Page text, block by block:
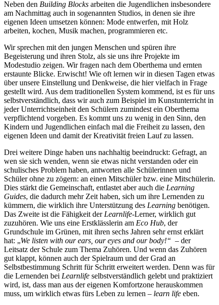
Neben den Building Blocks arbeiten die Jugendlichen insbesondere
am Nachmittag auch in sogenannten Studios, in denen sie ihre
eigenen Ideen umsetzen können: Mode entwerfen, mit Holz
arbeiten, kochen, Musik machen, programmieren etc.
Wir sprechen mit den jungen Menschen und spüren ihre
Begeisterung und ihren Stolz, als sie uns ihre Projekte im
Modestudio zeigen. Wir fragen nach dem Oberthema und ernten
erstaunte Blicke. Erwischt! Wie oft lernen wir in diesen Tagen etwas
über unsere Einstellung und Denkweise, die hier vielfach in Frage
gestellt wird. Aus dem traditionellen System kommend, ist es für uns
selbstverständlich, dass wir auch zum Beispiel im Kunstunterricht in
jeder Unterrichtseinheit den Schülern zumindest ein Oberthema
verpflichtend vorgeben. Es kommt uns zu wenig in den Sinn, den
Kindern und Jugendlichen einfach mal die Freiheit zu lassen, den
eigenen Ideen und damit der Kreativität freien Lauf zu lassen.
Drei weitere Dinge haben uns nachhaltig beeindruckt: Gefragt, an
wen sie sich wenden, wenn sie etwas nicht verstanden oder ein
schulisches Problem haben, antworten alle Schülerinnen und
Schüler ohne zu zögern: an einen Mitschüler bzw. eine Mitschülerin.
Dies stärkt die Gemeinschaft, entlastet aber auch die Learning
Guides, die dadurch mehr Zeit haben, sich um ihre Lernenden zu
kümmern, die wirklich ihre Unterstützung des Learning benötigen.
Das Zweite ist die Fähigkeit der Learnlife-Lerner, wirklich gut
zuzuhören. Wie uns eine Erstklässlerin am Eco Hub, der
Grundschule im Grünen, mit ihren sechs Jahren sehr ernst erklärt
hat: „We listen with our ears, our eyes and our body!“ – der
Leitsatz der Schule zum Thema Zuhören. Und wenn das Zuhören
gut klappt, können auch der Spielraum und der Grad an
Selbstbestimmung Schritt für Schritt erweitert werden. Denn was für
die Lernenden bei Learnlife selbstverständlich gelebt und praktiziert
wird, ist, dass man aus der eigenen Komfortzone herauskommen
muss, um wirklich etwas fürs Leben zu lernen – learn life eben.